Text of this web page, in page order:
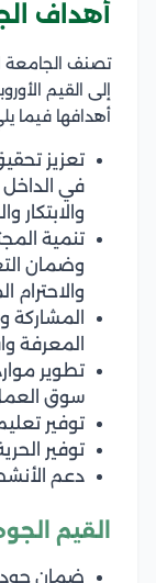
أهداف
تصنف الجامعة
إلى القيم
أهدافها فيما
تعزيز
في الداخل
والابتكار
تنمية
وضمان
والاحترام
المعرفة
تطوير
سوق العمل
توفير
توفير
دعم
القيم
ضمان جودة